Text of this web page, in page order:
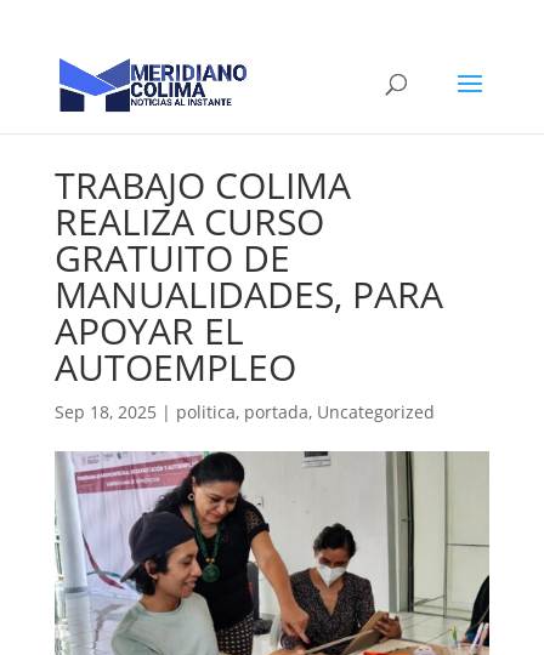
TRABAJO COLIMA
REALIZA CURSO
GRATUITO DE
MANUALIDADES, PARA
APOYAR EL
AUTOEMPLEO
Sep 18, 2025 | politica, portada, Uncategorized